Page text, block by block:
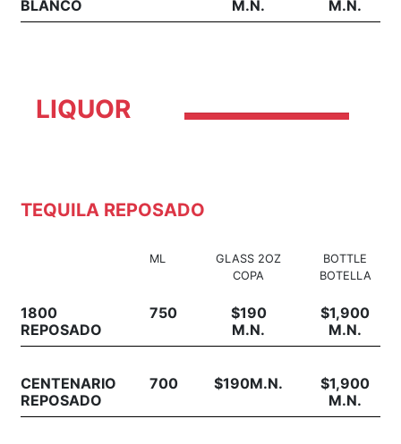
BLANCO
M.N.
M.N.
LIQUOR
TEQUILA REPOSADO
ML
GLASS 2OZ
COPA
BOTTLE
BOTELLA
1800
REPOSADO
750
$190
M.N.
$1,900
M.N.
CENTENARIO
REPOSADO
700 $190M.N.
$1,900
M.N.